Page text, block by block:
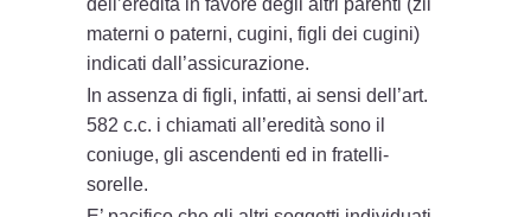
dell’eredità in favore degli altri parenti (zii
materni o paterni, cugini, figli dei cugini)
indicati dall’assicurazione.
In assenza di figli, infatti, ai sensi dell’art.
582 c.c. i chiamati all’eredità sono il
coniuge, gli ascendenti ed in fratelli-
sorelle.